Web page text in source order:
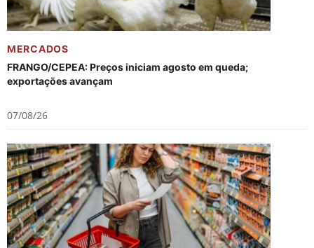
MERCADOS
FRANGO/CEPEA: Preços iniciam agosto em queda;
exportações avançam
07/08/26